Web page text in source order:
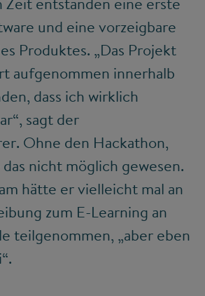
und eine vorzeigbare
Produktes. „Das Projekt
aufgenommen innerhalb
dass ich wirklich
sagt der
Ohne den Hackathon,
nicht möglich gewesen.
hätte er vielleicht mal an
zum E-Learning an
teilgenommen, „aber eben